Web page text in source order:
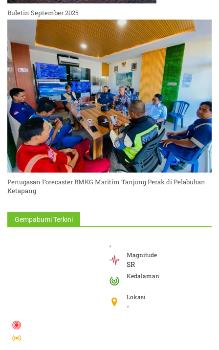
Buletin September 2025
Penugasan Forecaster BMKG Maritim Tanjung Perak di Pelabuhan
Ketapang
GempabumiTerkini
,
SR
-